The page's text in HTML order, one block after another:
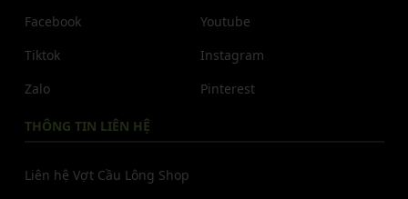
Facebook
Tiktok
Zalo
Youtube
Instagram
Pinterest
THÔNG TIN LIÊN HỆ
Liên hệ Vợt Cầu Lông Shop